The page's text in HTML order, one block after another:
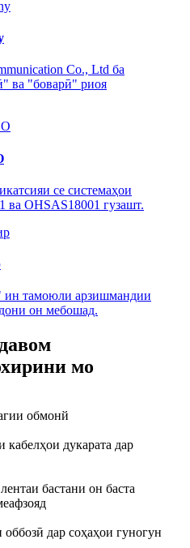
Co., Ltd ба
ва "боварӣ" риоя
се системаҳои
ва OHSAS18001 гузашт.
ин тамоюли арзишмандии
он мебошад.
мо
обмонй
дукарата дар
бастани он баста
дар соҳаҳои гуногун